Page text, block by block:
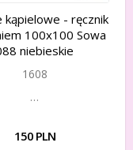
of favorites
of favorites
Add
Add
kąpielowe - ręcznik
100x100 Sowa
niebieskie
1608
…
150 PLN